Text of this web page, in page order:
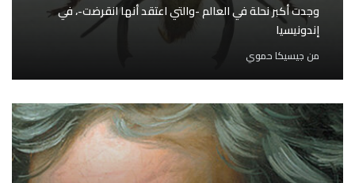
وجدت أكبر نحلة في العالم -والتي اعتقد أنها انقرضت-، في
إندونيسيا
من جيسيكا حموي